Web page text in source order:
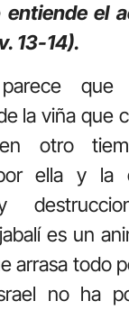
entiende el
13-14).
la viña que
otro
ella y la
es un
arrasa todo
no ha